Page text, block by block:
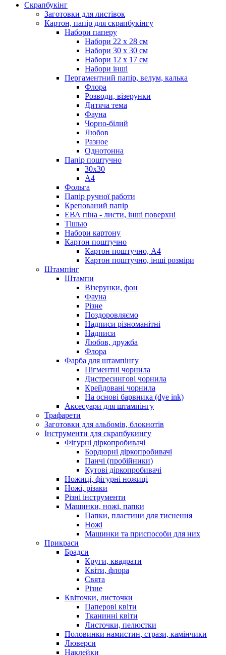
Скрапбукінг
Заготовки для листівок
Картон, папір для скрапбукінгу
Набори паперу
Набори 22 х 28 см
Набори 30 х 30 см
Набори 12 х 17 см
Набори інші
Пергаментний папір, велум, калька
Флора
Розводи, візерунки
Дитяча тема
Фауна
Чорно-білий
Любов
Разное
Однотонна
Папір поштучно
30х30
А4
Фольга
Папір ручної работи
Крепований папір
ЕВА піна - листи, інші поверхні
Тішью
Набори картону
Картон поштучно
Картон поштучно, А4
Картон поштучно, інші розміри
Штампінг
Штампи
Візерунки, фон
Фауна
Різне
Поздоровляємо
Надписи різноманітні
Надписи
Любов, дружба
Флора
Фарба для штампінгу
Пігментні чорнила
Дистресингові чорнила
Крейдовані чорнила
На основі барвника (dye ink)
Аксесуари для штампінгу
Трафарети
Заготовки для альбомів, блокнотів
Інструменти для скрапбукингу
Фігурні діркопробивачі
Бордюрні діркопробивачі
Панчі (пробійники)
Кутові діркопробивачі
Ножиці, фігурні ножиці
Ножі, різаки
Різні інструменти
Машинки, ножі, папки
Папки, пластини для тиснення
Ножі
Машинки та приспособи для них
Прикраси
Брадси
Круги, квадрати
Квіти, флора
Свята
Різне
Квіточки, листочки
Паперові квіти
Тканинні квіти
Листочки, пелюстки
Половинки намистин, стрази, камінчики
Люверси
Наклейки